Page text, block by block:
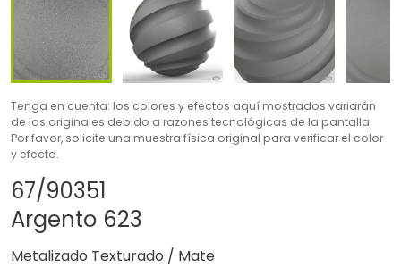
Tenga en cuenta: los colores y efectos aquí mostrados variarán
de los originales debido a razones tecnológicas de la pantalla.
Por favor, solicite una muestra física original para verificar el color
y efecto.
67/90351
Argento 623
Metalizado Texturado / Mate